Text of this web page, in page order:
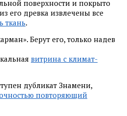
поверхности и покрыто
его древка извлечены все
ткань.
Берут его, только надев
витрина с климат-
дубликат Знамени,
повторяющий